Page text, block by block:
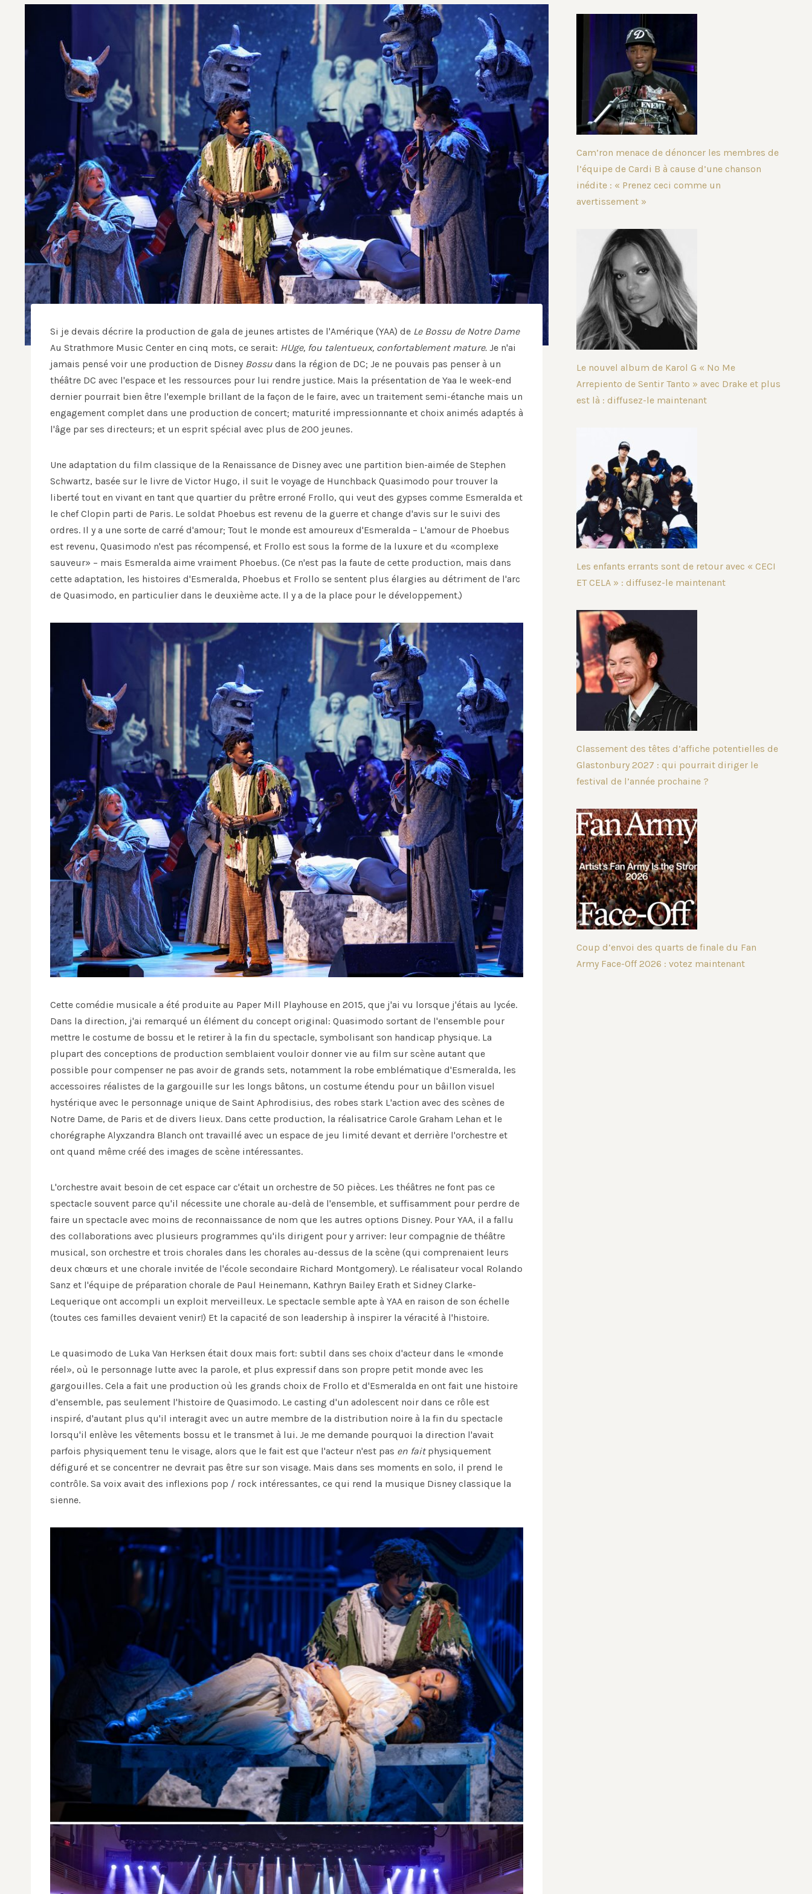
Si je devais décrire la production de gala de jeunes artistes de l'Amérique (YAA) de Le Bossu de Notre Dame
Au Strathmore Music Center en cinq mots, ce serait: HUge, fou talentueux, confortablement mature. Je n'ai
jamais pensé voir une production de Disney Bossu dans la région de DC; Je ne pouvais pas penser à un
théâtre DC avec l'espace et les ressources pour lui rendre justice. Mais la présentation de Yaa le week-end
dernier pourrait bien être l'exemple brillant de la façon de le faire, avec un traitement semi-étanche mais un
engagement complet dans une production de concert; maturité impressionnante et choix animés adaptés à
l'âge par ses directeurs; et un esprit spécial avec plus de 200 jeunes.
Une adaptation du film classique de la Renaissance de Disney avec une partition bien-aimée de Stephen
Schwartz, basée sur le livre de Victor Hugo, il suit le voyage de Hunchback Quasimodo pour trouver la
liberté tout en vivant en tant que quartier du prêtre erroné Frollo, qui veut des gypses comme Esmeralda et
le chef Clopin parti de Paris. Le soldat Phoebus est revenu de la guerre et change d'avis sur le suivi des
ordres. Il y a une sorte de carré d'amour; Tout le monde est amoureux d'Esmeralda – L'amour de Phoebus
est revenu, Quasimodo n'est pas récompensé, et Frollo est sous la forme de la luxure et du «complexe
sauveur» – mais Esmeralda aime vraiment Phoebus. (Ce n'est pas la faute de cette production, mais dans
cette adaptation, les histoires d'Esmeralda, Phoebus et Frollo se sentent plus élargies au détriment de l'arc
de Quasimodo, en particulier dans le deuxième acte. Il y a de la place pour le développement.)
Cette comédie musicale a été produite au Paper Mill Playhouse en 2015, que j'ai vu lorsque j'étais au lycée.
Dans la direction, j'ai remarqué un élément du concept original: Quasimodo sortant de l'ensemble pour
mettre le costume de bossu et le retirer à la fin du spectacle, symbolisant son handicap physique. La
plupart des conceptions de production semblaient vouloir donner vie au film sur scène autant que
possible pour compenser ne pas avoir de grands sets, notamment la robe emblématique d'Esmeralda, les
accessoires réalistes de la gargouille sur les longs bâtons, un costume étendu pour un bâillon visuel
hystérique avec le personnage unique de Saint Aphrodisius, des robes stark L'action avec des scènes de
Notre Dame, de Paris et de divers lieux. Dans cette production, la réalisatrice Carole Graham Lehan et le
chorégraphe Alyxzandra Blanch ont travaillé avec un espace de jeu limité devant et derrière l'orchestre et
ont quand même créé des images de scène intéressantes.
L'orchestre avait besoin de cet espace car c'était un orchestre de 50 pièces. Les théâtres ne font pas ce
spectacle souvent parce qu'il nécessite une chorale au-delà de l'ensemble, et suffisamment pour perdre de
faire un spectacle avec moins de reconnaissance de nom que les autres options Disney. Pour YAA, il a fallu
des collaborations avec plusieurs programmes qu'ils dirigent pour y arriver: leur compagnie de théâtre
musical, son orchestre et trois chorales dans les chorales au-dessus de la scène (qui comprenaient leurs
deux chœurs et une chorale invitée de l'école secondaire Richard Montgomery). Le réalisateur vocal Rolando
Sanz et l'équipe de préparation chorale de Paul Heinemann, Kathryn Bailey Erath et Sidney Clarke-
Lequerique ont accompli un exploit merveilleux. Le spectacle semble apte à YAA en raison de son échelle
(toutes ces familles devaient venir!) Et la capacité de son leadership à inspirer la véracité à l'histoire.
Le quasimodo de Luka Van Herksen était doux mais fort: subtil dans ses choix d'acteur dans le «monde
réel», où le personnage lutte avec la parole, et plus expressif dans son propre petit monde avec les
gargouilles. Cela a fait une production où les grands choix de Frollo et d'Esmeralda en ont fait une histoire
d'ensemble, pas seulement l'histoire de Quasimodo. Le casting d'un adolescent noir dans ce rôle est
inspiré, d'autant plus qu'il interagit avec un autre membre de la distribution noire à la fin du spectacle
lorsqu'il enlève les vêtements bossu et le transmet à lui. Je me demande pourquoi la direction l'avait
parfois physiquement tenu le visage, alors que le fait est que l'acteur n'est pas en faitphysiquement
défiguré et se concentrer ne devrait pas être sur son visage. Mais dans ses moments en solo, il prend le
contrôle. Sa voix avait des inflexions pop / rock intéressantes, ce qui rend la musique Disney classique la
sienne.
Cam’ron menace de dénoncer les membres de
l’équipe de Cardi B à cause d’une chanson
inédite : « Prenez ceci comme un
avertissement »
Le nouvel album de Karol G « No Me
Arrepiento de Sentir Tanto » avec Drake et plus
est là : diffusez-le maintenant
Les enfants errants sont de retour avec « CECI
ET CELA » : diffusez-le maintenant
Classement des têtes d’affiche potentielles de
Glastonbury 2027 : qui pourrait diriger le
festival de l’année prochaine ?
Coup d’envoi des quarts de finale du Fan
Army Face-Off 2026 : votez maintenant